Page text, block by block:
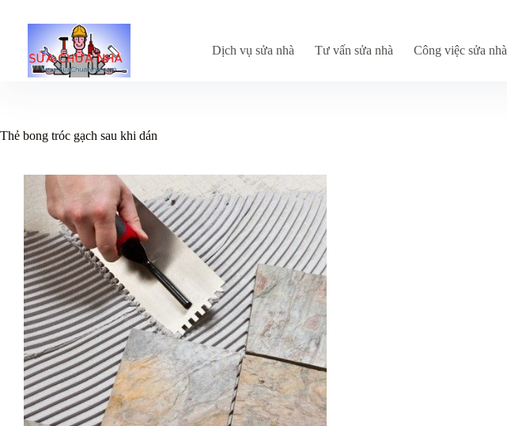
Dịch vụ sửa nhà Tư vấn sửa nhà Công việc sửa nhà
Thẻ bong tróc gạch sau khi dán